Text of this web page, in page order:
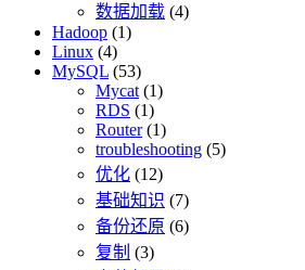
数据加载 (4)
Hadoop (1)
Linux (4)
MySQL (53)
Mycat (1)
RDS (1)
Router(1)
troubleshooting (5)
优化 (12)
基础知识 (7)
备份还原 (6)
复制 (3)